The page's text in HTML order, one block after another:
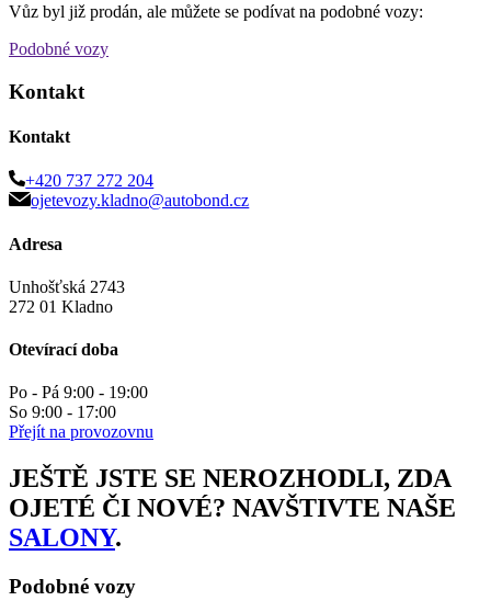
Vůz byl již prodán, ale můžete se podívat na podobné vozy:
Podobné vozy
Kontakt
Kontakt
+420 737 272 204
ojetevozy.kladno@autobond.cz
Adresa
Unhošťská 2743
272 01 Kladno
Otevírací doba
Po - Pá 9:00 - 19:00
So 9:00 - 17:00
Přejít na provozovnu
JEŠTĚ JSTE SE NEROZHODLI, ZDA
OJETÉ ČI NOVÉ? NAVŠTIVTE NAŠE
SALONY.
Podobné vozy